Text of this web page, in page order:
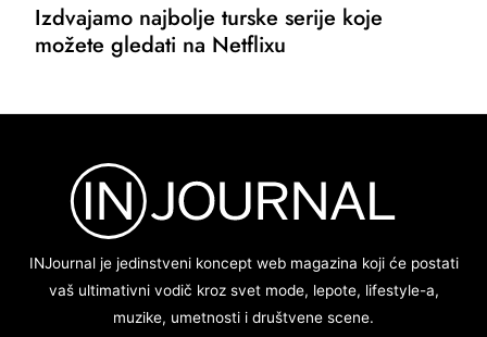
Izdvajamo najbolje turske serije koje
možete gledati na Netflixu
INJournal je jedinstveni koncept web magazina koji će postati
vaš ultimativni vodič kroz svet mode, lepote, lifestyle-a,
muzike, umetnosti i društvene scene.